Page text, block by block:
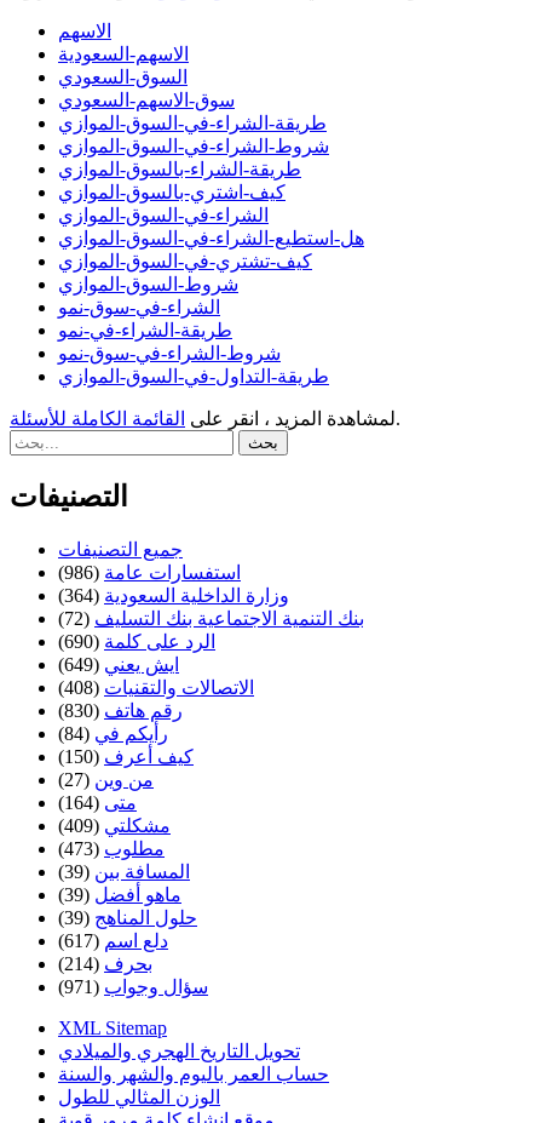
الاسهم
الاسهم-السعودية
السوق-السعودي
سوق-الاسهم-السعودي
طريقة-الشراء-في-السوق-الموازي
شروط-الشراء-في-السوق-الموازي
طريقة-الشراء-بالسوق-الموازي
كيف-اشتري-بالسوق-الموازي
الشراء-في-السوق-الموازي
هل-استطيع-الشراء-في-السوق-الموازي
كيف-تشتري-في-السوق-الموازي
شروط-السوق-الموازي
الشراء-في-سوق-نمو
طريقة-الشراء-في-نمو
شروط-الشراء-في-سوق-نمو
طريقة-التداول-في-السوق-الموازي
لمشاهدة المزيد ، انقر على القائمة الكاملة للأسئلة .
التصنيفات
جميع التصنيفات
استفسارات عامة (986)
وزارة الداخلية السعودية (364)
بنك التنمية الاجتماعية بنك التسليف (72)
الرد على كلمة (690)
ايش يعني (649)
الاتصالات والتقنيات (408)
رقم هاتف (830)
رأيكم في (84)
كيف أعرف (150)
من وين (27)
متى (164)
مشكلتي (409)
مطلوب (473)
المسافة بين (39)
ماهو أفضل (39)
حلول المناهج (39)
دلع اسم (617)
بحرف (214)
سؤال وجواب (971)
XML Sitemap
تحويل التاريخ الهجري والميلادي
حساب العمر باليوم والشهر والسنة
الوزن المثالي للطول